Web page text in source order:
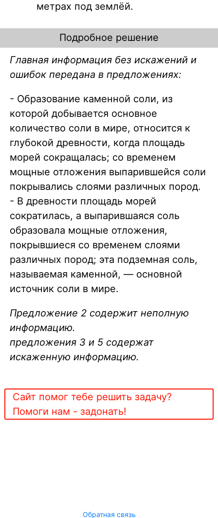
метрах под землёй.
Подробное решение
Главная информация без искажений и
ошибок передана в предложениях:
- Образование каменной соли, из
которой добывается основное
количество соли в мире, относится к
глубокой древности, когда площадь
морей сокращалась; со временем
мощные отложения выпарившейся соли
покрывались слоями различных пород.
- В древности площадь морей
сократилась, а выпарившаяся соль
образовала мощные отложения,
покрывшиеся со временем слоями
различных пород; эта подземная соль,
называемая каменной, — основной
источник соли в мире.
Предложение 2 содержит неполную
информацию.
предложения 3 и 5 содержат
искаженную информацию.
Сайт помог тебе решить задачу?
Помоги нам - задонать!
Обратная связь